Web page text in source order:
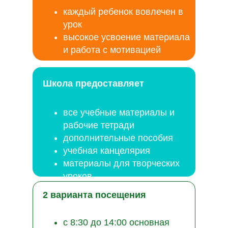
каждый ребенок вовлечен в
урок
высокое усвоение материала
и работа с мотивацией
возможности
все учебные материалы и
рабочие тетради
дополнительные пособия
учебная канцелярия
материалы для творческих
уроков
Школа предоставляет
с 8:30 до 14:00 основная
2 варианта посещения